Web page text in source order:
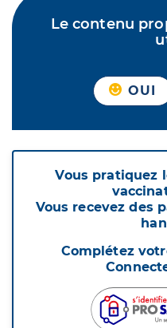
Le contenu
OUI
Vous pratiquez
Vous recevez des
Complétez